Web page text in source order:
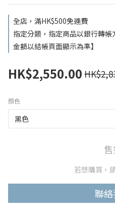
全店，滿HK$500免運費
指定分類，指定商品以銀行轉
金額以結帳頁面顯示為準】
HK$2,550.00
顏色
若想購買，
聯